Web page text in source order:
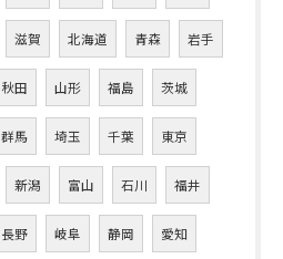
滋賀 北海道 青森 岩手
秋田 山形 福島 茨城
群馬 埼玉 千葉 東京
新潟 富山 石川 福井
長野 岐阜 静岡 愛知